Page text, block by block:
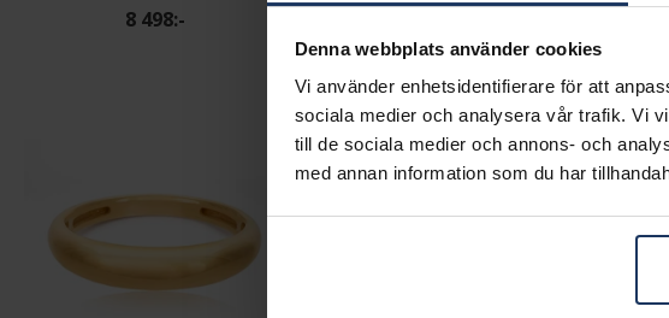
Denna webbplats använder cookies
Vi använder enhetsidentifierare för att
sociala medier och analysera vår trafik. Vi
till de sociala medier och annons- och
med annan information som du har
8 498:-